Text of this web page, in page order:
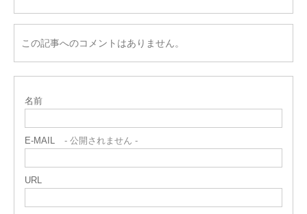
この記事へのコメントはありません。
名前
E-MAIL - 公開されません -
URL